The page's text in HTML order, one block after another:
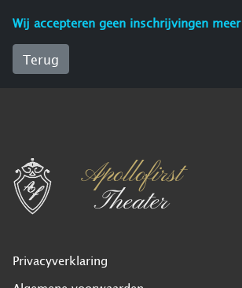
Wij accepteren geen inschrijvingen meer
Terug
Privacyverklaring